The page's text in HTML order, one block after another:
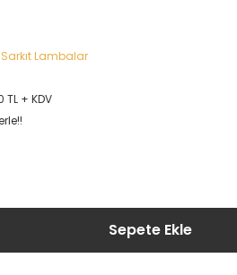
Lambalar
TL + KDV
Sepete Ekle